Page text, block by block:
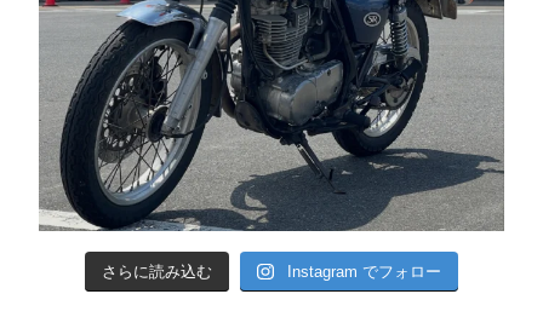
さらに読み込む Instagram でフォロー